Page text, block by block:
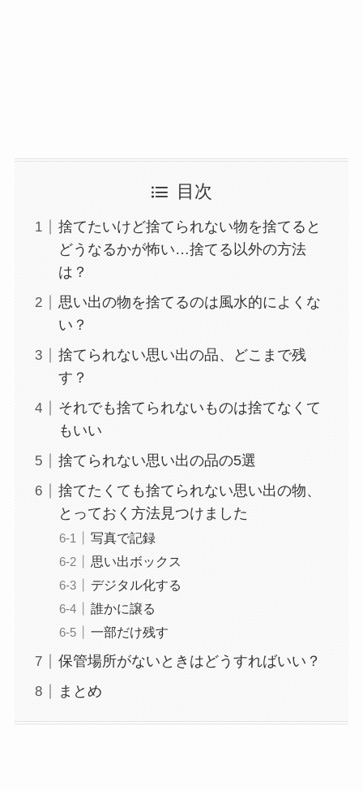
目次
捨てたいけど捨てられない物を捨てると
どうなるかが怖い…捨てる以外の方法
は？
思い出の物を捨てるのは風水的によくな
い？
捨てられない思い出の品、どこまで残
す？
それでも捨てられないものは捨てなくて
もいい
捨てられない思い出の品の5選
捨てたくても捨てられない思い出の物、
とっておく方法見つけました
写真で記録
思い出ボックス
デジタル化する
誰かに譲る
一部だけ残す
保管場所がないときはどうすればいい？
まとめ